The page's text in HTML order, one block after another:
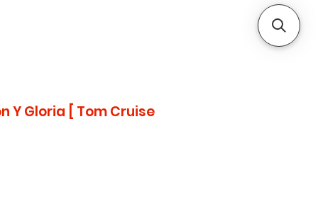
Y Gloria [ Tom Cruise